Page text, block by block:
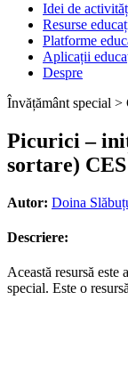
Idei de
Resurse
Platforme
Aplicații
Despre
Învățământ special >
Picurici –
sortare) CES
Autor: Doina
Descriere:
Această resursă
special. Este o